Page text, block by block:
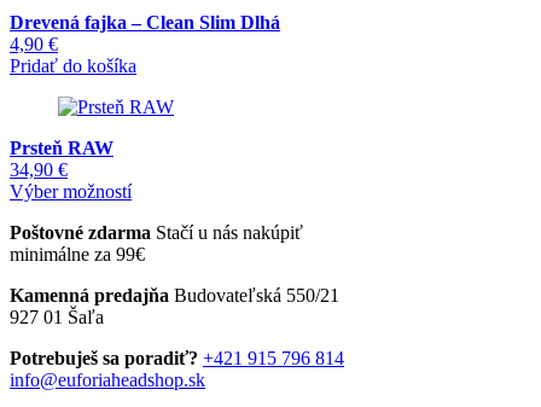
Drevená fajka – Clean Slim Dlhá
4,90 €
Pridať do košíka
Prsteň RAW
34,90 €
Výber možnostíTento
má
viacero
Možnosti
vybrať
na
Poštovné zdarma Stačí u nás nakúpiť
minimálne za 99€
Kamenná predajňa Budovateľská 550/21
927 01 Šaľa
Potrebuješ sa poradiť? +421 915 796 814
info@euforiaheadshop.sk